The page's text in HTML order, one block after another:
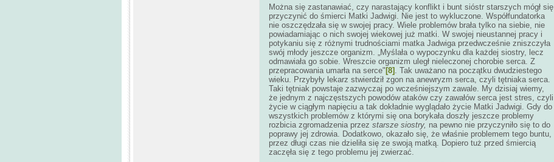
Można się zastanawiać, czy narastający konflikt i bunt sióstr starszych mógł się
przyczynić do śmierci Matki Jadwigi. Nie jest to wykluczone. Współfundatorka
nie oszczędzała się w swojej pracy. Wiele problemów brała tylko na siebie, nie
powiadamiając o nich swojej wiekowej już matki. W swojej nieustannej pracy i
potykaniu się z różnymi trudnościami matka Jadwiga przedwcześnie zniszczyła
swój młody jeszcze organizm. „Myślała o wypoczynku dla każdej siostry, lecz
odmawiała go sobie. Wreszcie organizm uległ nieleczonej chorobie serca. Z
przepracowania umarła na serce" [8] . Tak uważano na początku dwudziestego
wieku. Przybyły lekarz stwierdził zgon na anewryzm serca, czyli tętniaka serca.
Taki tętniak powstaje zazwyczaj po wcześniejszym zawale. My dzisiaj wiemy,
że jednym z najczęstszych powodów ataków czy zawałów serca jest stres, czyli
życie w ciągłym napięciu a tak dokładnie wyglądało życie Matki Jadwigi. Gdy do
wszystkich problemów z którymi się ona borykała doszły jeszcze problemy
rozbicia zgromadzenia przez starsze siostry, na pewno nie przyczyniło się to do
poprawy jej zdrowia. Dodatkowo, okazało się, że właśnie problemem tego buntu,
przez długi czas nie dzieliła się ze swoją matką. Dopiero tuż przed śmiercią
zaczęła się z tego problemu jej zwierzać.